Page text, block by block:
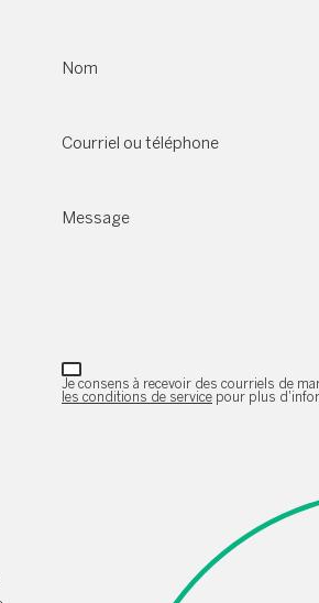
Nom
Courriel ou téléphone
Message
Je consens à recevoir des courriels de
les conditions de service pour plus